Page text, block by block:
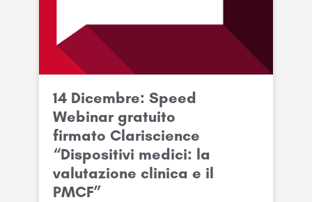
14 Dicembre: Speed
Webinar gratuito
firmato Clariscience
“Dispositivi medici: la
valutazione clinica e il
PMCF”